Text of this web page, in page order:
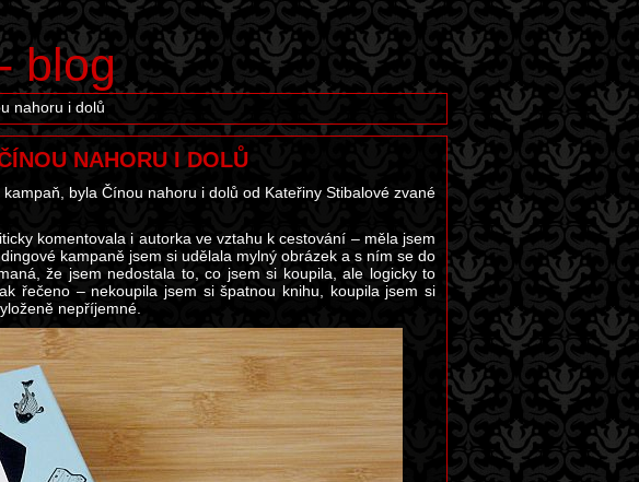
blog
nahoru i dolů
NAHORU I DOLŮ
byla Čínou nahoru i dolů od Kateřiny Stibalové zvané
komentovala i autorka ve vztahu k cestování – měla jsem
kampaně jsem si udělala mylný obrázek a s ním se do
že jsem nedostala to, co jsem si koupila, ale logicky to
řečeno – nekoupila jsem si špatnou knihu, koupila jsem si
nepříjemné.